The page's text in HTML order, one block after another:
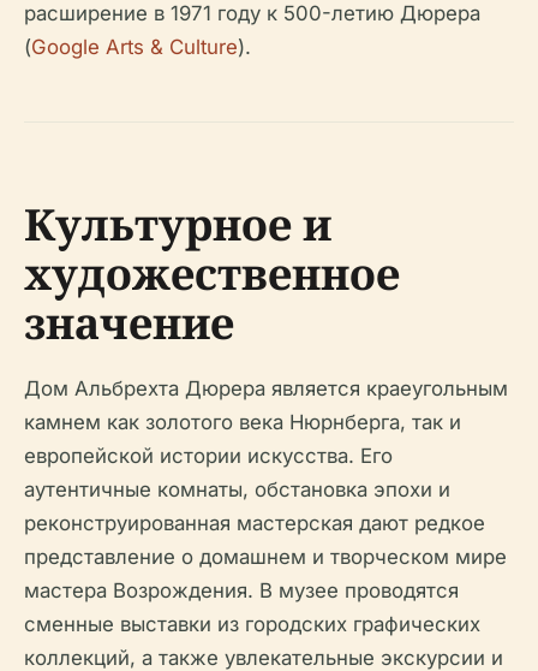
расширение в 1971 году к 500-летию Дюрера
(Google Arts & Culture).
Культурное и
художественное
значение
Дом Альбрехта Дюрера является краеугольным
камнем как золотого века Нюрнберга, так и
европейской истории искусства. Его
аутентичные комнаты, обстановка эпохи и
реконструированная мастерская дают редкое
представление о домашнем и творческом мире
мастера Возрождения. В музее проводятся
сменные выставки из городских графических
коллекций, а также увлекательные экскурсии и